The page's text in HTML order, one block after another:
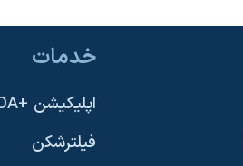
خدمات
اپلیکیشن +VOA
فیلترشکن